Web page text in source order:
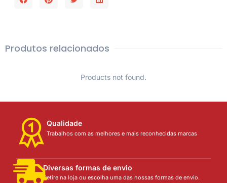
Produtos relacionados
Products not found.
Qualidade
Trabalhos com as melhores e mais reconhecidas marcas
Diversas formas de envio
Retire na loja ou escolha uma das nossas formas de envio.